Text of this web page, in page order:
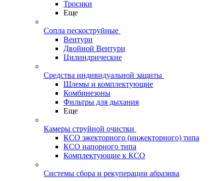
Тросики
Еще
Сопла пескоструйные
Вентури
Двойной Вентури
Цилиндрические
Средства индивидуальной защиты
Шлемы и комплектующие
Комбинезоны
Фильтры для дыхания
Еще
Камеры струйной очистки
КСО эжекторного (инжекторного) типа
КСО напорного типа
Комплектующие к КСО
Системы сбора и рекуперации абразива